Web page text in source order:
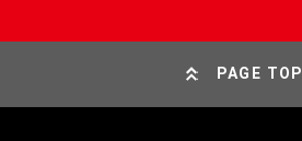
PAGE TOP